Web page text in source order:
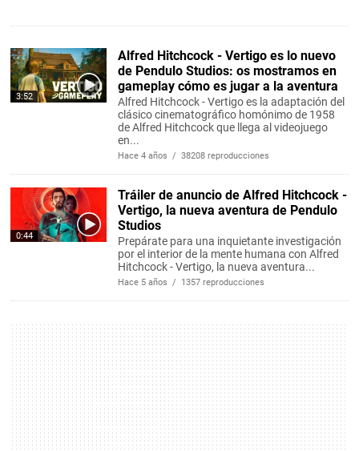
3:52
Alfred Hitchcock - Vertigo es lo nuevo
de Pendulo Studios: os mostramos en
gameplay cómo es jugar a la aventura
Alfred Hitchcock - Vertigo es la adaptación del
clásico cinematográfico homónimo de 1958
de Alfred Hitchcock que llega al videojuego
en...
Hace 4 años / 38208 reproducciones
0:44
Tráiler de anuncio de Alfred Hitchcock -
Vertigo, la nueva aventura de Pendulo
Studios
Prepárate para una inquietante investigación
por el interior de la mente humana con Alfred
Hitchcock - Vertigo, la nueva aventura...
Hace 5 años / 1357 reproducciones